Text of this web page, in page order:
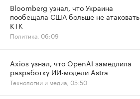
Bloomberg узнал, что Украина
пообещала США больше не атаковать
КТК
Политика, 06:09
Axios узнал, что OpenAI замедлила
разработку ИИ-модели Astra
Технологии и медиа, 05:50